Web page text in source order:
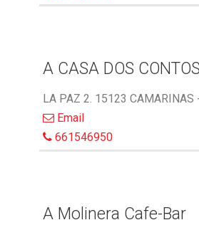
A CASA DOS CONTOS
LA PAZ 2. 15123 CAMARINAS
Email
661546950
A Molinera Cafe-Bar